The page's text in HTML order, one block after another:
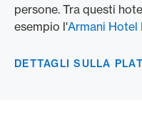
persone. Tra questi
esempio l'Armani Hotel
DETTAGLI SULLA